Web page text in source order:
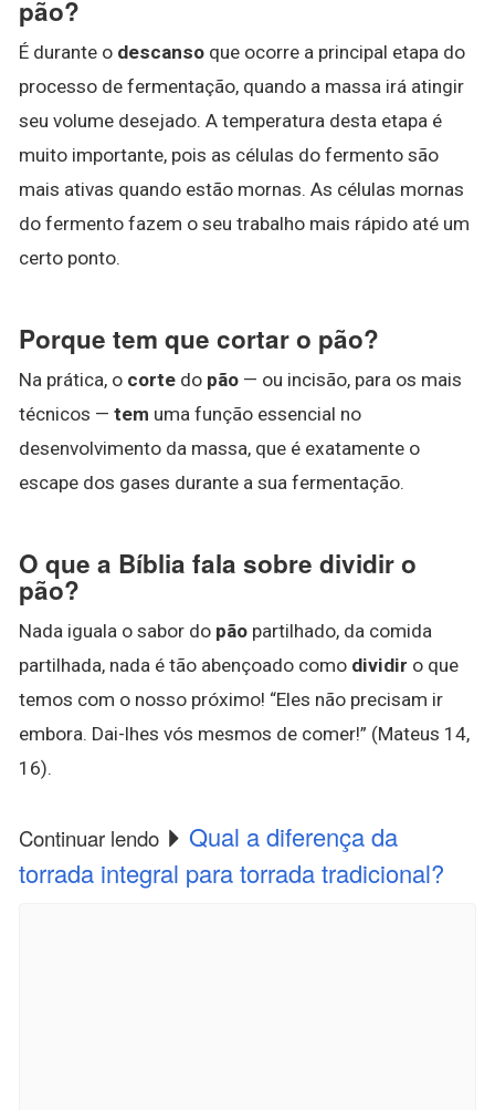
pão?
É durante o descanso que ocorre a principal etapa do
processo de fermentação, quando a massa irá atingir
seu volume desejado. A temperatura desta etapa é
muito importante, pois as células do fermento são
mais ativas quando estão mornas. As células mornas
do fermento fazem o seu trabalho mais rápido até um
certo ponto.
Porque tem que cortar o pão?
Na prática, o corte do pão — ou incisão, para os mais
técnicos — tem uma função essencial no
desenvolvimento da massa, que é exatamente o
escape dos gases durante a sua fermentação.
O que a Bíblia fala sobre dividir o
pão?
Nada iguala o sabor do pão partilhado, da comida
partilhada, nada é tão abençoado como dividir o que
temos com o nosso próximo! “Eles não precisam ir
embora. Dai-lhes vós mesmos de comer!” (Mateus 14,
16).
Continuar lendo
Qual a diferença da
torrada integral para torrada tradicional?